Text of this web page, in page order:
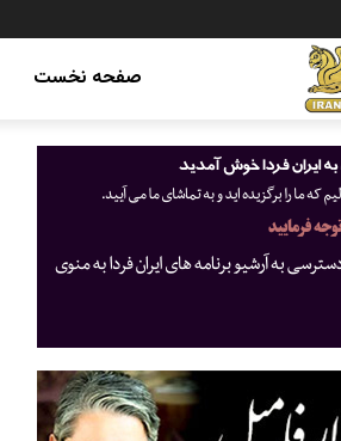
صفحه نخست